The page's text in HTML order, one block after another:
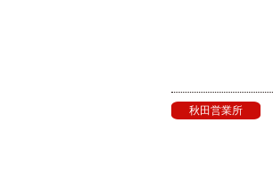
秋田営業所